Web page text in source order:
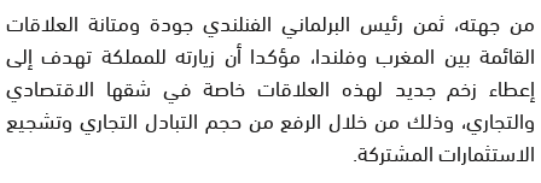
من جهته، ثمن رئيس البرلماني الفنلندي جودة ومتانة العلاقات
القائمة بين المغرب وفلندا، مؤكدا أن زيارته للمملكة تهدف إلى
إعطاء زخم جديد لهذه العلاقات خاصة في شقها الاقتصادي
والتجاري، وذلك من خلال الرفع من حجم التبادل التجاري وتشجيع
الاستثمارات المشتركة.